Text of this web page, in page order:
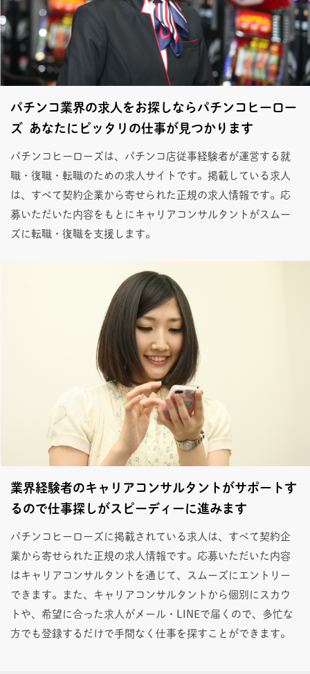
パチンコ業界の求人をお探しならパチンコヒーロー
ズ あなたにピッタリの仕事が見つかります
パチンコヒーローズは、パチンコ店従事経験者が運営する就
職・復職・転職のための求人サイトです。掲載している求人
は、すべて契約企業から寄せられた正規の求人情報です。応
募いただいた内容をもとにキャリアコンサルタントがスムー
ズに転職・復職を支援します。
業界経験者のキャリアコンサルタントがサポートす
るので仕事探しがスピーディーに進みます
パチンコヒーローズに掲載されている求人は、すべて契約企
業から寄せられた正規の求人情報です。応募いただいた内容
はキャリアコンサルタントを通じて、スムーズにエントリー
できます。また、キャリアコンサルタントから個別にスカウ
トや、希望に合った求人がメール・LINEで届くので、多忙な
方でも登録するだけで手間なく仕事を探すことができます。